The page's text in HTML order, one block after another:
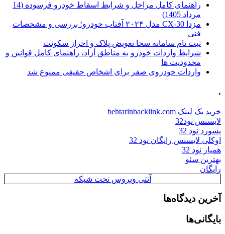
راهنمای کامل مراحل و شرایط اسقاط خودرو فرسوده (14
مرداد 1405)
مزدا CX-30 مدل ۲۰۲۴ آفتاب خودرو؛ بررسی و مشخصات
فنی
ثبت نام سامانه سخا تعویض پلاک و احراز سکونت
شرایط واردات خودرو به مناطق آزاد، راهنمای کامل قوانین و
محدودیت ها
واردات خودروی صفر برای اشخاص حقیقی ممنوع شد
.
خرید بک لینک behtarinbacklink.com
لایسنس نود32
پسورد نود 32
اوکلی لایسنس رایگان نود 32
همیار نود 32
بهترین سئو
رایگان
آنتی ویروس تحت شبکه
آخرین دیدگاه‌ها
بایگانی‌ها